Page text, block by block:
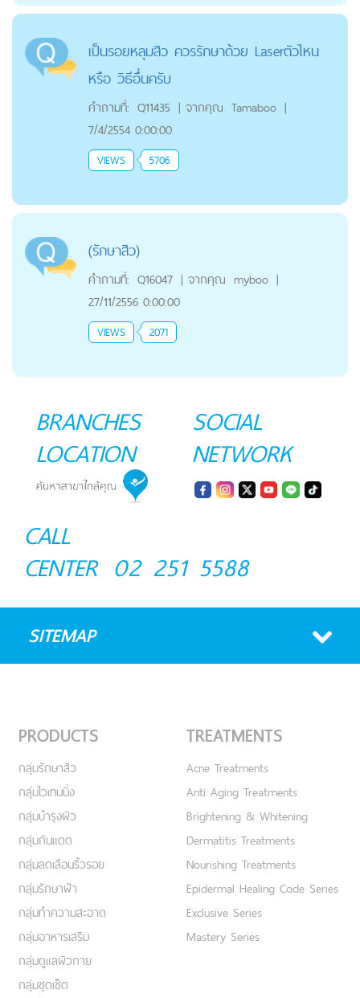
เป็นรอยหลุมสิว ควรรักษาด้วย Laserตัวไหน
หรือ วิธีอื่นครับ
คำถามที่: Q11435 | จากคุณ Tamaboo |
7/4/2554 0:00:00
VIEWS 5706
(รักษาสิว)
คำถามที่: Q16047 | จากคุณ myboo |
27/11/2556 0:00:00
VIEWS 2071
BRANCHES
LOCATION
SOCIAL
NETWORK
CALL
CENTER 02 251 5588
SITEMAP
PRODUCTS
กลุ่มรักษาสิว
กลุ่มไวเทนนิ่ง
กลุ่มบำรุงผิว
กลุ่มกันแดด
กลุ่มลดเลือนริ้วรอย
กลุ่มรักษาฝ้า
กลุ่มทำความสะอาด
กลุ่มอาหารเสริม
กลุ่มดูแลผิวกาย
กลุ่มชุดเซ็ต
TREATMENTS
Acne Treatments
Anti Aging Treatments
Brightening & Whitening
Dermatitis Treatments
Nourishing Treatments
Epidermal Healing Code Series
Exclusive Series
Mastery Series